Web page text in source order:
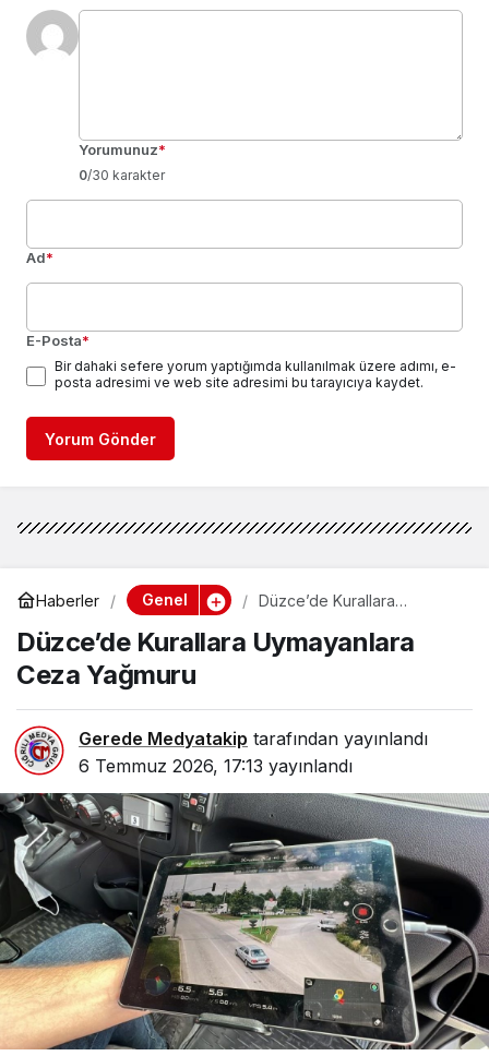
Yorumunuz*
0/30 karakter
Ad*
E-Posta*
Bir dahaki sefere yorum yaptığımda kullanılmak üzere adımı, e-
posta adresimi ve web site adresimi bu tarayıcıya kaydet.
Yorum Gönder
Haberler Genel
Düzce’de Kurallara
Düzce’de Kurallara Uymayanlara
Ceza Yağmuru
Gerede Medyatakip tarafından yayınlandı
6 Temmuz 2026, 17:13 yayınlandı